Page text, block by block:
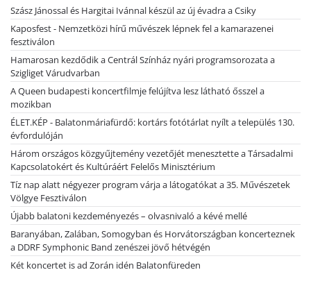
Szász Jánossal és Hargitai Ivánnal készül az új évadra a Csiky
Kaposfest - Nemzetközi hírű művészek lépnek fel a kamarazenei
fesztiválon
Hamarosan kezdődik a Centrál Színház nyári programsorozata a
Szigliget Várudvarban
A Queen budapesti koncertfilmje felújítva lesz látható ősszel a
mozikban
ÉLET.KÉP - Balatonmáriafürdő: kortárs fotótárlat nyílt a település 130.
évfordulóján
Három országos közgyűjtemény vezetőjét menesztette a Társadalmi
Kapcsolatokért és Kultúráért Felelős Minisztérium
Tíz nap alatt négyezer program várja a látogatókat a 35. Művészetek
Völgye Fesztiválon
Újabb balatoni kezdeményezés – olvasnivaló a kévé mellé
Baranyában, Zalában, Somogyban és Horvátországban koncerteznek
a DDRF Symphonic Band zenészei jövő hétvégén
Két koncertet is ad Zorán idén Balatonfüreden